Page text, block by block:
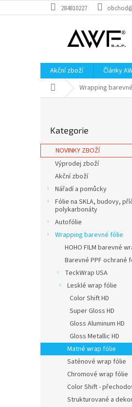
na
284810227
Akční zboží Články
Domů Wrapping
r
a
kategorie
Kategorie
NOVINKY ZBOŽÍ
Výprodej zboží
Akční zboží
Nářadí a pomůcky
Fólie na SKLA, budovy,
polykarbonáty
Autofólie
Wrapping barevné fólie
HOHO FILM barevné
Barevné PPF ochrané
TeckWrap USA
Lesklé wrap fólie
Color Shift HD
Super Gloss HD
Gloss Aluminum HD
Gloss Metallic HD
Matné wrap fólie
Saténové wrap fólie
Chromové wrap fólie
Color Shift -
Strukturované a